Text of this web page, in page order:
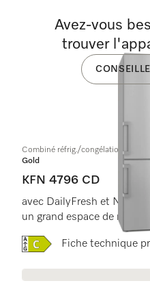
Combiné réfrig./congélation à pose
Gold
KFN 4796 CD
avec DailyFresh et
un grand espace de
Online Label Flag,
Fiche technique
Avez-vous
trouver